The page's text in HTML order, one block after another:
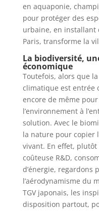
en aquaponie,
pour protéger des
urbaine, en installant
Paris, transforme la
La biodiversité,
économique
Toutefois, alors que
climatique est entrée
encore de même
l’environnement à
solution. Avec le
la nature pour copier
vivant. En effet,
coûteuse R&D,
d’énergie, regardons
l’aérodynamisme du
TGV japonais, les
disposition partout,